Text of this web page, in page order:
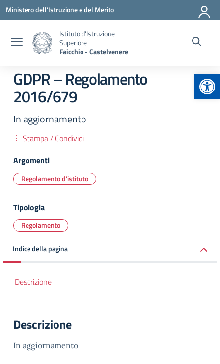
Vai ai contenuti
Vai al menu di navigazione
Vai al footer
Ministero dell'Istruzione e del Merito
Istituto d'Istruzione
Superiore
Faicchio - Castelvenere
GDPR – Regolamento
2016/679
In aggiornamento
Stampa / Condividi
Argomenti
Regolamento d'istituto
Tipologia
Regolamento
Indice della pagina
Descrizione
Descrizione
In aggiornamento